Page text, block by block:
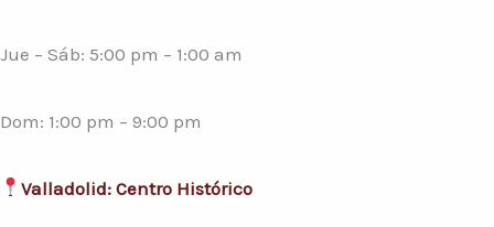
Jue – Sáb: 5:00 pm – 1:00 am
Dom: 1:00 pm – 9:00 pm
Valladolid: Centro Histórico